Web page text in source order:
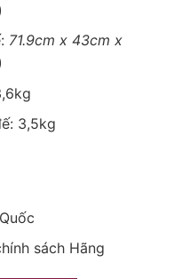
71.9cm x 43cm x
3,5kg
sách Hãng